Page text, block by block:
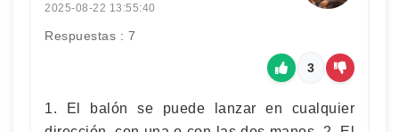
2025-08-22 13:55:40
Respuestas : 7
3
1. El balón se puede lanzar en cualquier